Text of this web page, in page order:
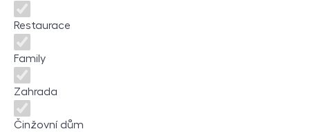
Restaurace
Family
Zahrada
Činžovní dům